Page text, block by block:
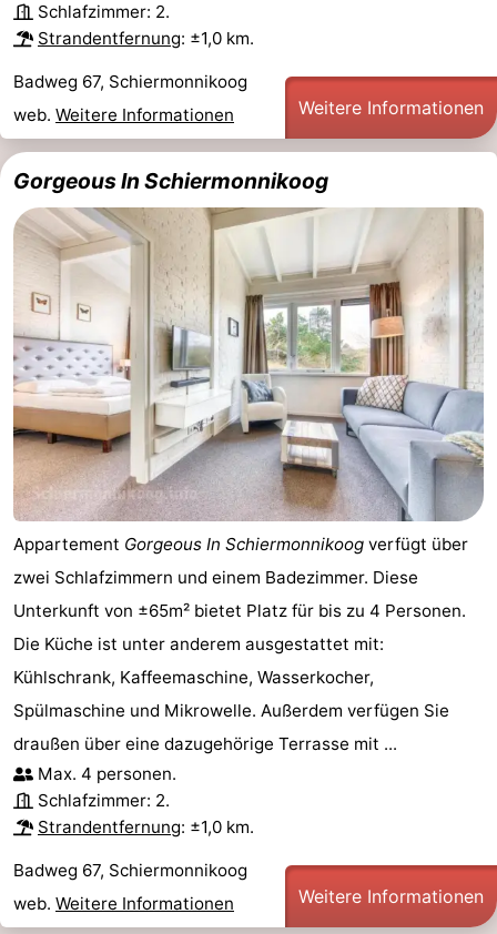
Schlafzimmer: 2.
Strandentfernung: ±1,0 km.
Badweg 67, Schiermonnikoog
web. Weitere Informationen Weitere Informationen
Gorgeous In Schiermonnikoog
Appartement Gorgeous In Schiermonnikoog verfügt über
zwei Schlafzimmern und einem Badezimmer. Diese
Unterkunft von ±65m² bietet Platz für bis zu 4 Personen.
Die Küche ist unter anderem ausgestattet mit:
Kühlschrank, Kaffeemaschine, Wasserkocher,
Spülmaschine und Mikrowelle. Außerdem verfügen Sie
draußen über eine dazugehörige Terrasse mit ...
Max. 4 personen.
Schlafzimmer: 2.
Strandentfernung: ±1,0 km.
Badweg 67, Schiermonnikoog
web. Weitere Informationen Weitere Informationen